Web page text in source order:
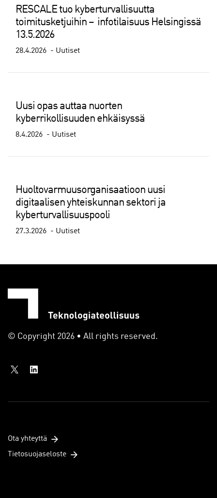
RESCALE tuo kyberturvallisuutta
toimitusketjuihin – infotilaisuus Helsingissä
13.5.2026
28.4.2026 Uutiset
Uusi opas auttaa nuorten
kyberrikollisuuden ehkäisyssä
8.4.2026 Uutiset
Huoltovarmuusorganisaatioon uusi
digitaalisen yhteiskunnan sektori ja
kyberturvallisuuspooli
27.3.2026 Uutiset
© Copyright 2026 • All rights reserved.
Ota yhteyttä
Tietosuojaseloste